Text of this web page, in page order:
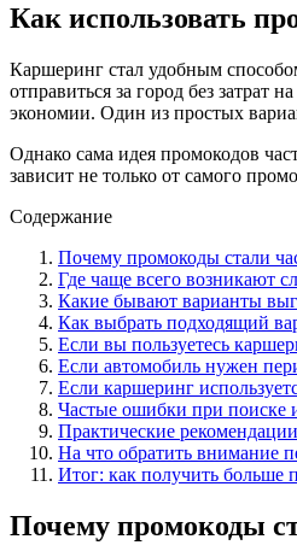
Как использовать
Каршеринг стал удобным
отправиться за город без затрат
экономии. Один из простых
Однако сама идея промокодов
зависит не только от самого
Содержание
Почему промокоды стали
Где чаще всего возникают
Какие бывают варианты
Как выбрать подходящий
Если вы пользуетесь
Если автомобиль нужен
Если каршеринг
Частые ошибки при поиске
Практические
На что обратить внимание
Итог: как получить больше
Почему промокоды